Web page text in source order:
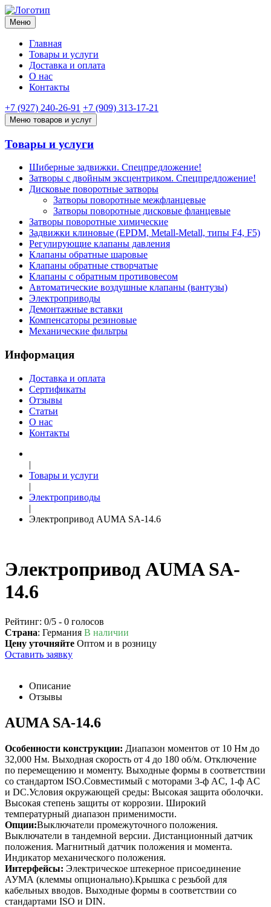
Меню
Главная
Товары и услуги
Доставка и оплата
О нас
Контакты
+7 (927) 240-26-91 +7 (909) 313-17-21
Меню товаров и услуг
Товары и услуги
Шиберные задвижки. Спецпредложение!
Затворы с двойным эксцентриком. Спецпредложение!
Дисковые поворотные затворы
Затворы поворотные межфланцевые
Затворы поворотные дисковые фланцевые
Затворы поворотные химические
Задвижки клиновые (EPDM, Metall-Metall, типы F4, F5)
Регулирующие клапаны давления
Клапаны обратные шаровые
Клапаны обратные створчатые
Клапаны с обратным противовесом
Автоматические воздушные клапаны (вантузы)
Электроприводы
Демонтажные вставки
Компенсаторы резиновые
Механические фильтры
Информация
Доставка и оплата
Сертификаты
Отзывы
Статьи
О нас
Контакты
|
Товары и услуги
|
Электроприводы
|
Электропривод AUMA SA-14.6
Электропривод AUMA SA-
14.6
Рейтинг: 0/5 - 0 голосов
Страна: Германия В наличии
Цену уточняйте Оптом и в розницу
Оставить заявку
Описание
Отзывы
AUMA SA-14.6
Особенности конструкции: Диапазон моментов от 10 Нм до
32,000 Нм. Выходная скорость от 4 до 180 об/м. Отключение
по перемещению и моменту. Выходные формы в соответствии
со стандартом ISO.Совместимый с моторами 3-ф AC, 1-ф AC
и DC.Условия окружающей среды: Высокая защита оболочки.
Высокая степень защиты от коррозии. Широкий
температурный диапазон применимости.
Oпции:Выключатели промежуточного положения.
Выключатели в тандемной версии. Дистанционный датчик
положения. Магнитный датчик положения и момента.
Индикатор механического положения.
Интерфейсы: Электрическое штекерное присоединение
АУМА (клеммы опционально).Крышка с резьбой для
кабельных вводов. Выходные формы в соответствии со
стандартами ISO и DIN.